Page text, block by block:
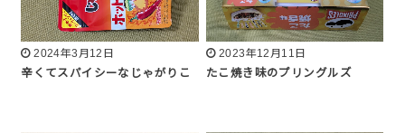
2024年3月12日
辛くてスパイシーなじゃがりこ
2023年12月11日
たこ焼き味のプリングルズ